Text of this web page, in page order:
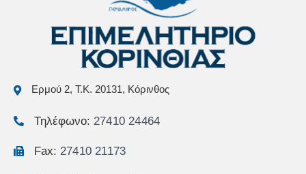
Ερμού 2, Τ.Κ. 20131, Κόρινθος
Τηλέφωνο: 27410 24464
Fax: 27410 21173